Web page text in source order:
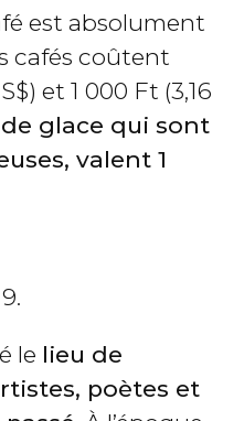
est absolument
cafés coûtent
) et 1 000 Ft (3,16
glace qui sont
valent 1
le lieu de
poètes et